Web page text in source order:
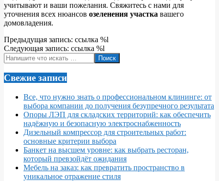
учитывают и ваши пожелания. Свяжитесь с нами для
уточнения всех нюансов озеленения участка вашего
домовладения.
2022-
06-
13
Предыдущая запись: ссылка %l
Следующая запись: ссылка %l
Поиск
Свежие записи
Все, что нужно знать о профессиональном клининге: от
выбора компании до получения безупречного результата
Опоры ЛЭП для складских территорий: как обеспечить
надёжную и безопасную электроснабженность
Дизельный компрессор для строительных работ:
основные критерии выбора
Банкет на высшем уровне: как выбрать ресторан,
который превзойдёт ожидания
Мебель на заказ: как превратить пространство в
уникальное отражение стиля